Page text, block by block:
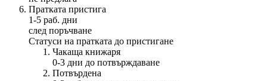
Пратката пристига
1-5 раб. дни
след поръчване
Статуси на пратката до пристигане
Чакаща книжаря
0-3 дни до потвърждаване
Потвърдена